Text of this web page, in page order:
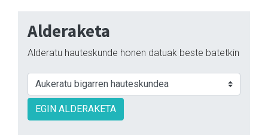
Alderaketa
Alderatu hauteskunde honen datuak beste batetkin
EGIN ALDERAKETA